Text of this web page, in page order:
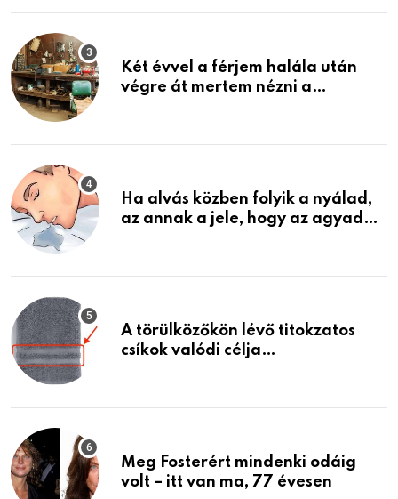
Két évvel a férjem halála után
végre át mertem nézni a
életemet
Ha alvás közben folyik a nyálad,
az annak a jele, hogy az agyad…
A törülközőkön lévő titokzatos
csíkok valódi célja…
Meg Fosterért mindenki odáig
volt – itt van ma, 77 évesen